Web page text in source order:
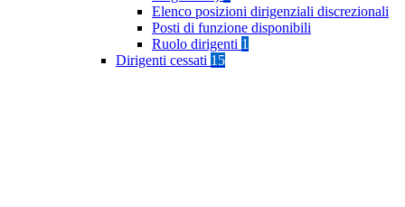
Elenco posizioni dirigenziali discrezionali
Posti di funzione disponibili
Ruolo dirigenti 1
Dirigenti cessati 15